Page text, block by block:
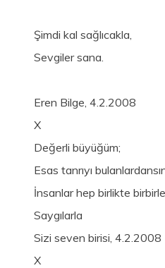
Şimdi kal sağlıcakla,
Sevgiler sana.
Eren Bilge, 4.2.2008
X
Değerli büyüğüm;
Esas tanrıyı
İnsanlar hep birlikte
Saygılarla
Sizi seven birisi, 4.2.2008
X